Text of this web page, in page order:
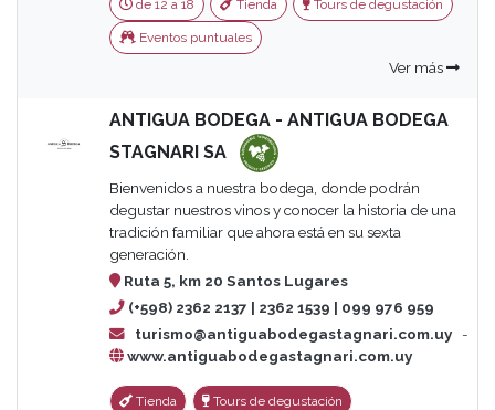
de 12 a 18 Tienda Tours de degustación
Eventos puntuales
Ver más
ANTIGUA BODEGA - ANTIGUA BODEGA
STAGNARI SA
Bienvenidos a nuestra bodega, donde podrán
degustar nuestros vinos y conocer la historia de una
tradición familiar que ahora está en su sexta
generación.
Ruta 5, km 20 Santos Lugares
(+598) 2362 2137 | 2362 1539 | 099 976 959
turismo@antiguabodegastagnari.com.uy-
www.antiguabodegastagnari.com.uy
Tienda Tours de degustación